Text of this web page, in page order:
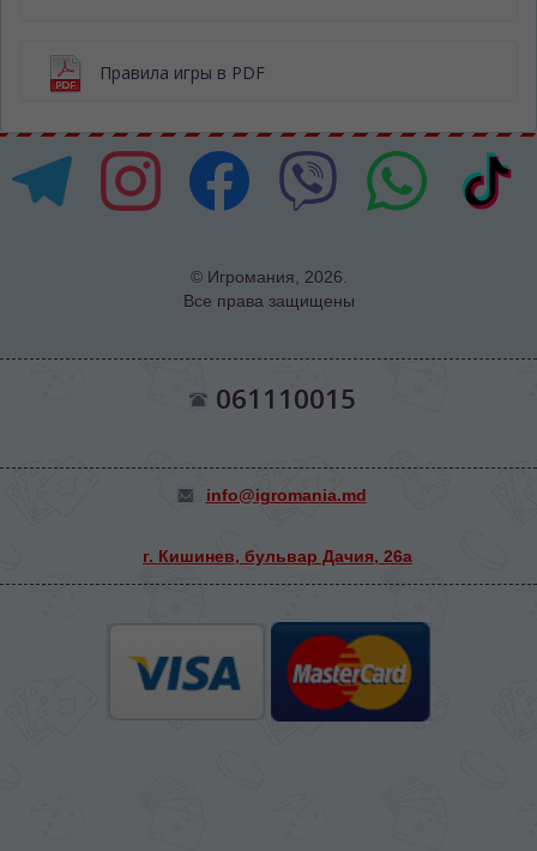
Правила игры в PDF
© Игромания, 2026.
Все права защищены
061110015
info@igromania.md
г. Кишинев, бульвар Дачия, 26а